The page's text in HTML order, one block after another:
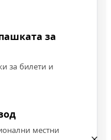
за
за билети и
местни